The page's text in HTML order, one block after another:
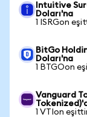
Intuitive
Doları'na
1 ISRGon
BitGo
Doları'na
1 BTGOon
Vanguard
1 VTIon eşittir